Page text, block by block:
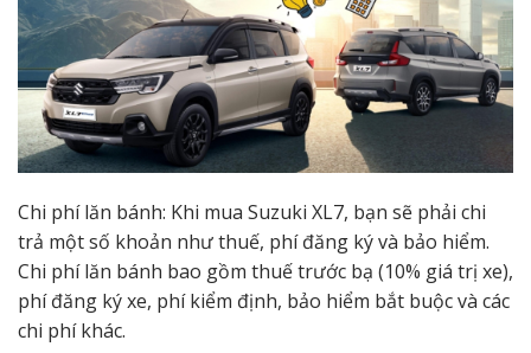
Chi phí lăn bánh: Khi mua Suzuki XL7, bạn sẽ phải chi
trả một số khoản như thuế, phí đăng ký và bảo hiểm.
Chi phí lăn bánh bao gồm thuế trước bạ (10% giá trị xe),
phí đăng ký xe, phí kiểm định, bảo hiểm bắt buộc và các
chi phí khác.